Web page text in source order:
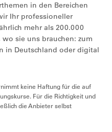
in den Bereichen
Ihr professioneller
mehr als 200.000
sie uns brauchen: zum
in Deutschland oder digital
keine Haftung für die auf
Für die Richtigkeit und
die Anbieter selbst